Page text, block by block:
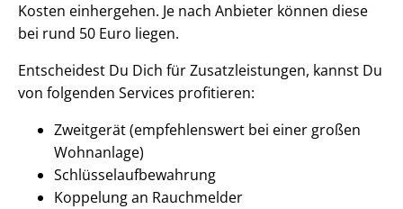
Kosten einhergehen. Je nach Anbieter können diese
bei rund 50 Euro liegen.
Entscheidest Du Dich für Zusatzleistungen, kannst Du
von folgenden Services profitieren:
Zweitgerät (empfehlenswert bei einer großen
Wohnanlage)
Schlüsselaufbewahrung
Koppelung an Rauchmelder